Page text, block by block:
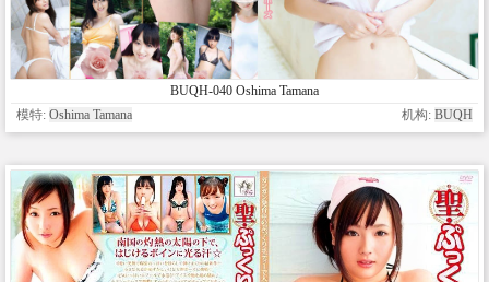
BUQH-040 Oshima Tamana
模特: Oshima Tamana 机构: BUQH